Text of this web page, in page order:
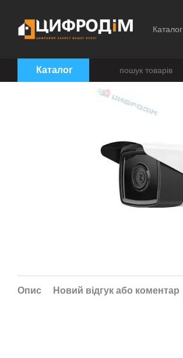
Каталог
Каталог
Опис Новий відгук або коментар